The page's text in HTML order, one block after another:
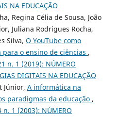
NA EDUCAÇÃO
Regina Célia de Sousa, João
Juliana Rodrigues Rocha,
Silva, O YouTube como
para o ensino de ciências ,
n. 1 (2019): NÚMERO
DIGITAIS NA EDUCAÇÃO
Júnior, A informática na
paradigmas da educação ,
1 (2003): NÚMERO